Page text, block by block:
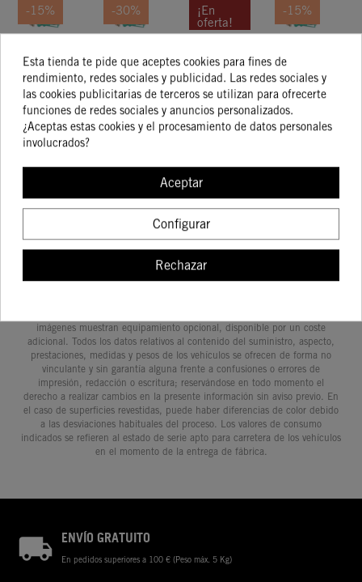
-15%
Pistón
Talla I
254,28 €
216,14 €
-30%
Pistón
Tam. II
273,52 €
191,46 €
COMPRAR
¡En
oferta!
RING
5X1X68
12,95 €
10,36 €
-15%
Pistón
Talla II
150,95 €
128,31 €
imágenes muestran equipamiento opcional, disponible por un coste
adicional. Todos los datos relativos al contenido del suministro, aspecto,
prestaciones, medidas y pesos de los vehículos se ofrecen de forma no
vinculante y sin garantía alguna frente a confusiones o errores de
impresión, redacción o escritura; reservándose en todo momento el
derecho a realizar cambios en la presente información sin aviso previo. En
el caso de superficies revestidas, puede haber diferencias de color debido
a las desviaciones habituales del proceso. Los valores de consumo
indicados se refieren al estado de serie apto para carretera de los vehículos
en el momento de la entrega de fábrica.
ENVÍO GRATUITO
En pedidos superiores a 100 € (Peso máx. 5 Kg)
Esta tienda te pide que aceptes cookies para fines de
rendimiento, redes sociales y publicidad. Las redes sociales y
las cookies publicitarias de terceros se utilizan para ofrecerte
funciones de redes sociales y anuncios personalizados.
¿Aceptas estas cookies y el procesamiento de datos personales
involucrados?
Aceptar
Configurar
Rechazar